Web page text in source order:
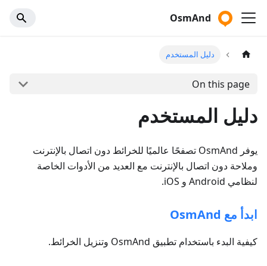
OsmAnd
دليل المستخدم
On this page
دليل المستخدم
يوفر OsmAnd تصفحًا عالميًا للخرائط دون اتصال بالإنترنت
وملاحة دون اتصال بالإنترنت مع العديد من الأدوات الخاصة
لنظامي Android و iOS.
ابدأ مع OsmAnd
كيفية البدء باستخدام تطبيق OsmAnd وتنزيل الخرائط.